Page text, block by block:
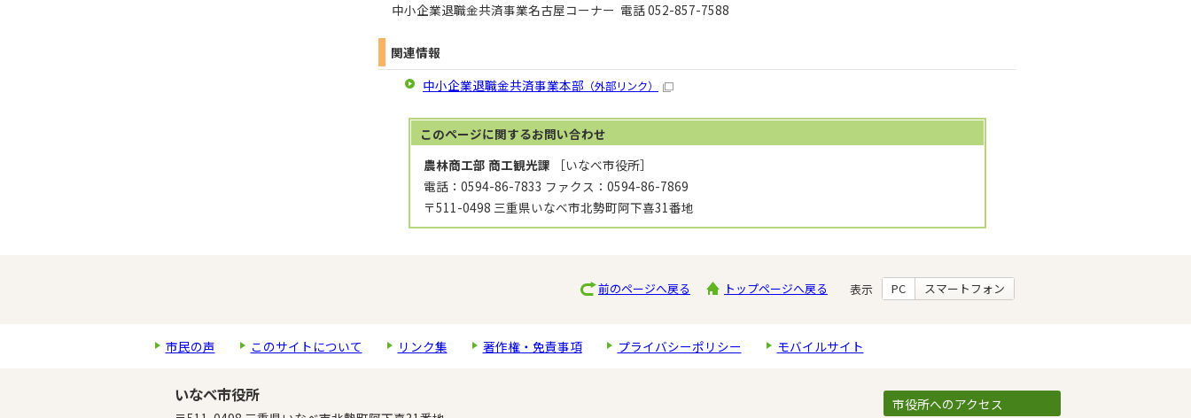
中小企業退職金共済事業名古屋コーナー 電話 052-857-7588
関連情報
中小企業退職金共済事業本部 （外部リンク）
このページに関するお問い合わせ
農林商工部 商工観光課 ［いなべ市役所］
電話：0594-86-7833 ファクス：0594-86-7869
〒511-0498 三重県いなべ市北勢町阿下喜31番地
前のページへ戻る トップページへ戻る 表示 PC スマートフォン
市民の声 このサイトについて リンク集 著作権・免責事項 プライバシーポリシー モバイルサイト
いなべ市役所 市役所へのアクセス